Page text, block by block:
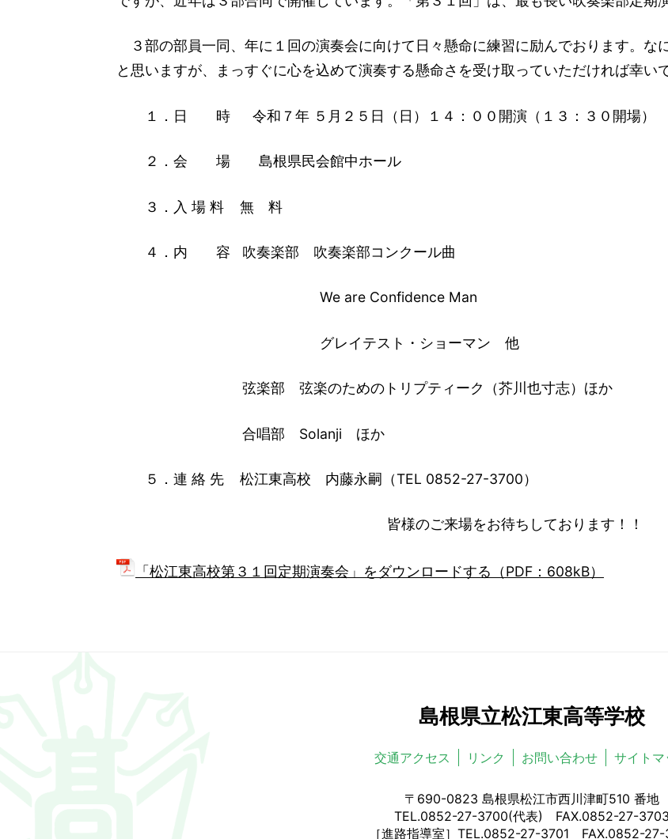
３部の部員一同、年に１回の演奏会に向けて日々懸命に練習に励んでおります。な
と思いますが、まっすぐに心を込めて演奏する懸命さを受け取っていただければ幸いで
１．日 時 令和７年 ５月２５日（日）１４：００開演（１３：３０開場）
２．会 場 島根県民会館中ホール
３．入 場 料 無 料
４．内 容 吹奏楽部 吹奏楽部コンクール曲
We are Confidence Man
グレイテスト・ショーマン 他
弦楽部 弦楽のためのトリプティーク（芥川也寸志）ほか
合唱部 Solanji ほか
５．連 絡 先 松江東高校 内藤永嗣（TEL 0852-27-3700）
皆様のご来場をお待ちしております！！
「松江東高校第３１回定期演奏会」をダウンロードする（PDF：608kB）
島根県立松江東高等学校
交通アクセス リンク お問い合わせ サイトマ
〒690-0823 島根県松江市西川津町510 番地
TEL.0852-27-3700(代表) FAX.0852-27-3703
［進路指導室］TEL.0852-27-3701 FAX.0852-